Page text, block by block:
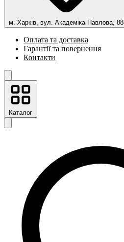
м. Харків, вул. Академіка Павлова, 88
Оплата та доставка
Гарантії та повернення
Контакти
Каталог